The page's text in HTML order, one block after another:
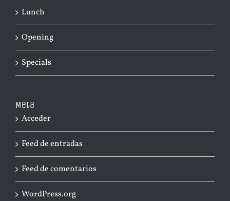
Lunch
Opening
Specials
Meta
Acceder
Feed de entradas
Feed de comentarios
WordPress.org